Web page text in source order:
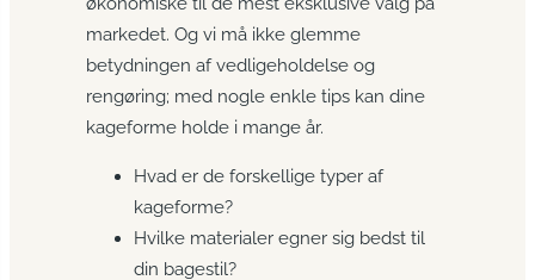
markedet. Og vi må ikke glemme
betydningen af vedligeholdelse og
rengøring; med nogle enkle tips kan dine
kageforme holde i mange år.
Hvad er de forskellige typer af
kageforme?
Hvilke materialer egner sig bedst til
din bagestil?